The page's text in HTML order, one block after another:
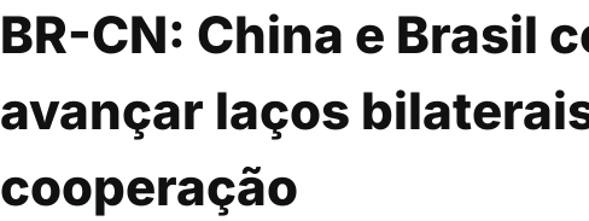
BR-CN: China e Brasil
avançar laços
cooperação